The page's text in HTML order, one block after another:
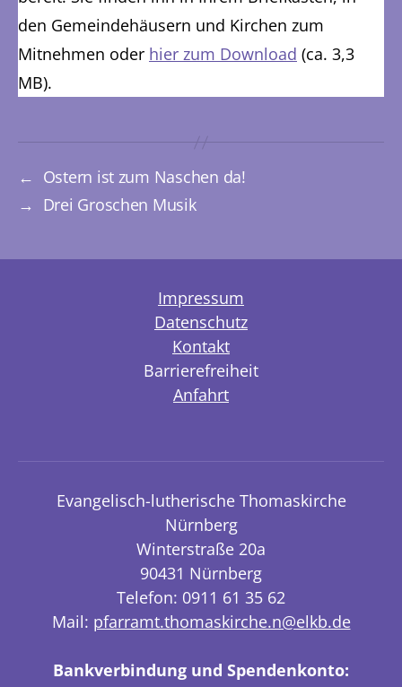
den Gemeindehäusern und Kirchen zum
Mitnehmen oder hier zum Download (ca. 3,3
MB).
← Ostern ist zum Naschen da!
→
Drei Groschen Musik
Impressum
Datenschutz
Kontakt
Barrierefreiheit
Anfahrt
Evangelisch-lutherische Thomaskirche
Nürnberg
Winterstraße 20a
90431 Nürnberg
Telefon: 0911 61 35 62
Mail: pfarramt.thomaskirche.n@elkb.de
Bankverbindung und Spendenkonto: